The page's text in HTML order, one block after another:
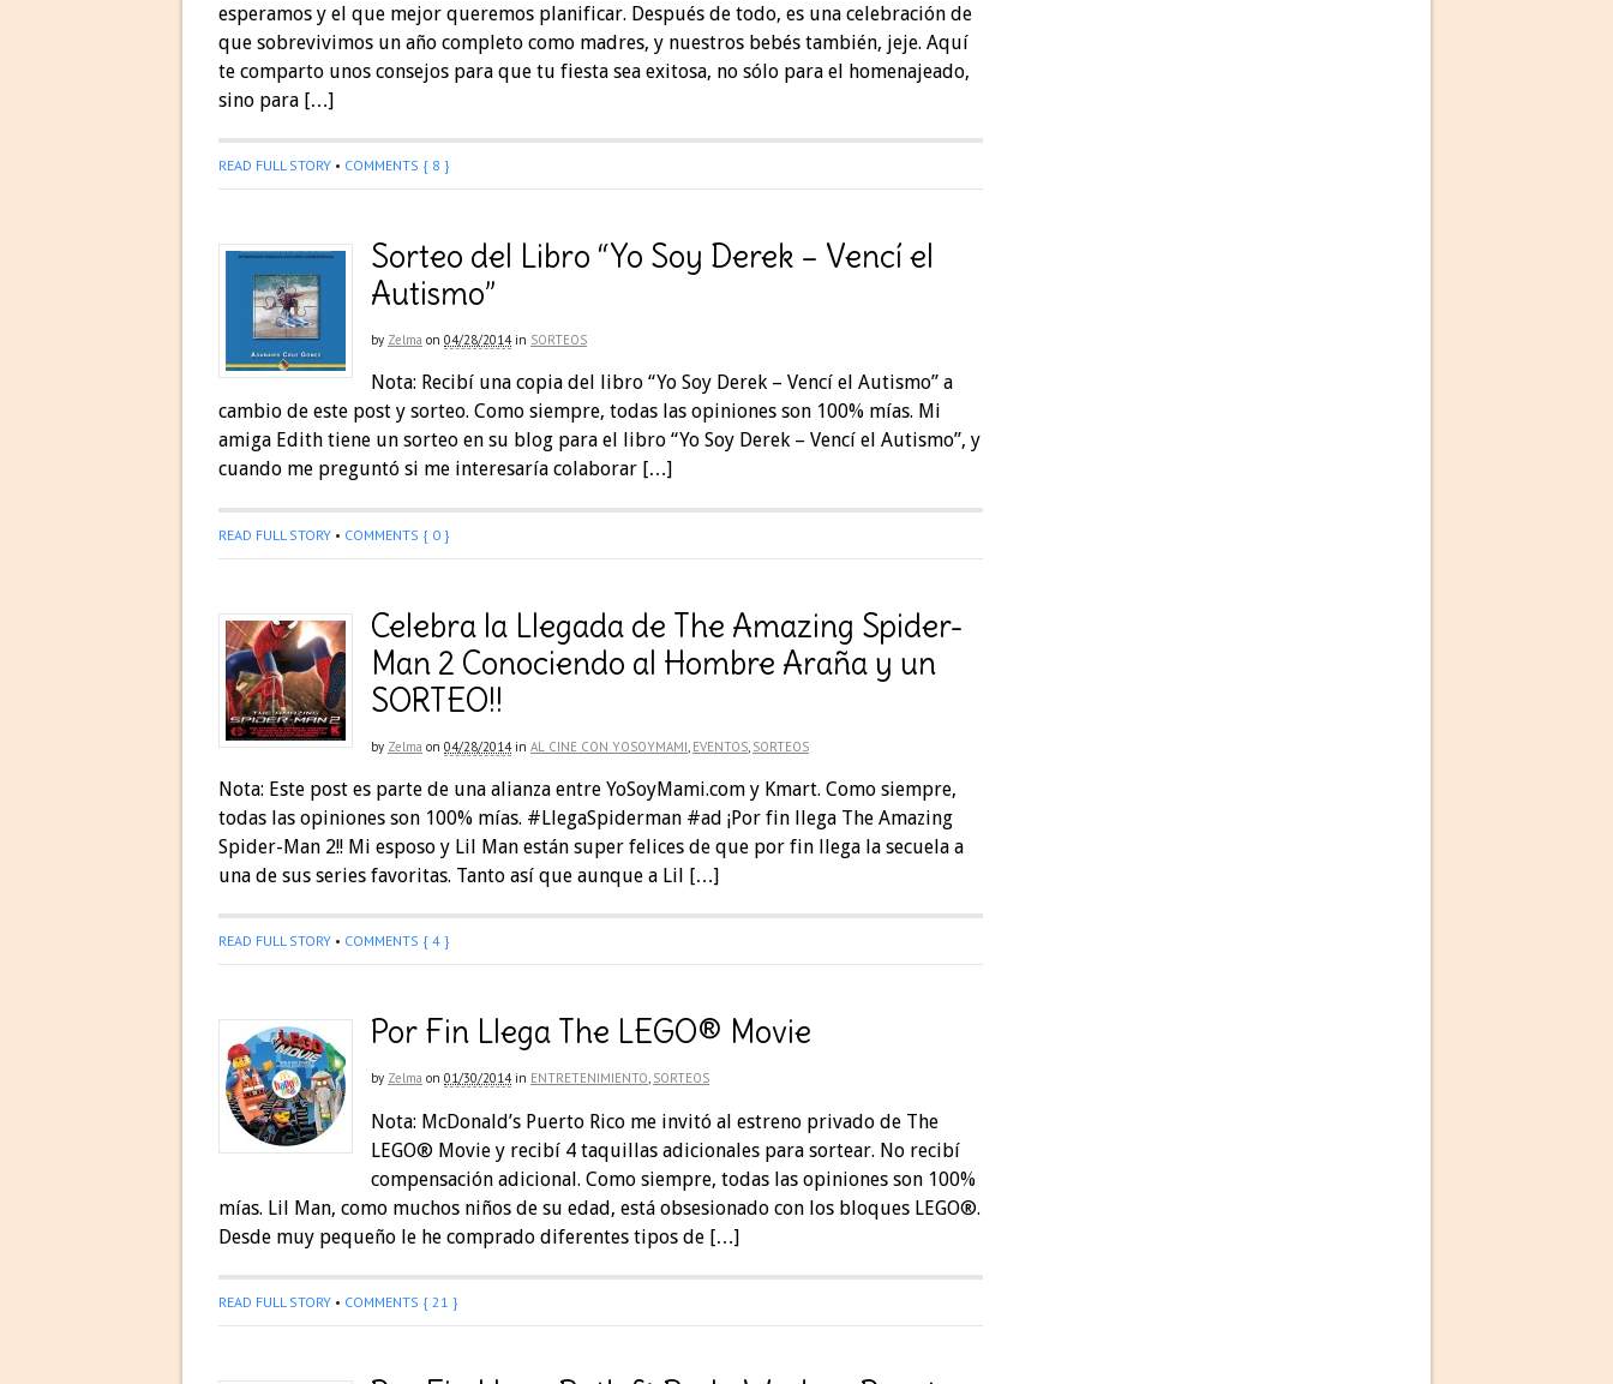
esperamos y el que mejor queremos planificar. Después de todo, es una celebración de
que sobrevivimos un año completo como madres, y nuestros bebés también, jeje. Aquí
te comparto unos consejos para que tu fiesta sea exitosa, no sólo para el homenajeado,
sino para […]
READ FULL STORY • COMMENTS { 8 }
Sorteo del Libro “Yo Soy Derek – Vencí el
Autismo”
by Zelma on 04/28/2014 in SORTEOS
Nota: Recibí una copia del libro “Yo Soy Derek – Vencí el Autismo” a
cambio de este post y sorteo. Como siempre, todas las opiniones son 100% mías. Mi
amiga Edith tiene un sorteo en su blog para el libro “Yo Soy Derek – Vencí el Autismo”, y
cuando me preguntó si me interesaría colaborar […]
READ FULL STORY • COMMENTS { 0 }
Celebra la Llegada de The Amazing Spider-
Man 2 Conociendo al Hombre Araña y un
SORTEO!!
by Zelma on 04/28/2014 in AL CINE CON YOSOYMAMI EVENTOS SORTEOS
Nota: Este post es parte de una alianza entre YoSoyMami.com y Kmart. Como siempre,
todas las opiniones son 100% mías. #LlegaSpiderman #ad ¡Por fin llega The Amazing
Spider-Man 2!! Mi esposo y Lil Man están super felices de que por fin llega la secuela a
una de sus series favoritas. Tanto así que aunque a Lil […]
READ FULL STORY • COMMENTS { 4 }
Por Fin Llega The LEGO® Movie
by Zelma on 01/30/2014 in ENTRETENIMIENTO, SORTEOS
Nota: McDonald’s Puerto Rico me invitó al estreno privado de The
LEGO® Movie y recibí 4 taquillas adicionales para sortear. No recibí
compensación adicional. Como siempre, todas las opiniones son 100%
mías. Lil Man, como muchos niños de su edad, está obsesionado con los bloques LEGO®.
Desde muy pequeño le he comprado diferentes tipos de […]
READ FULL STORY • COMMENTS { 21 }